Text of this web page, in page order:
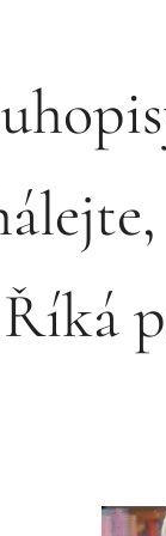
Říká